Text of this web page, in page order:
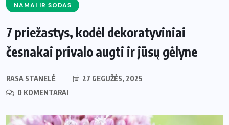
NAMAI IR SODAS
7 priežastys, kodėl dekoratyviniai
česnakai privalo augti ir jūsų gėlyne
RASA STANELĖ
27 GEGUŽĖS, 2025
0 KOMENTARAI